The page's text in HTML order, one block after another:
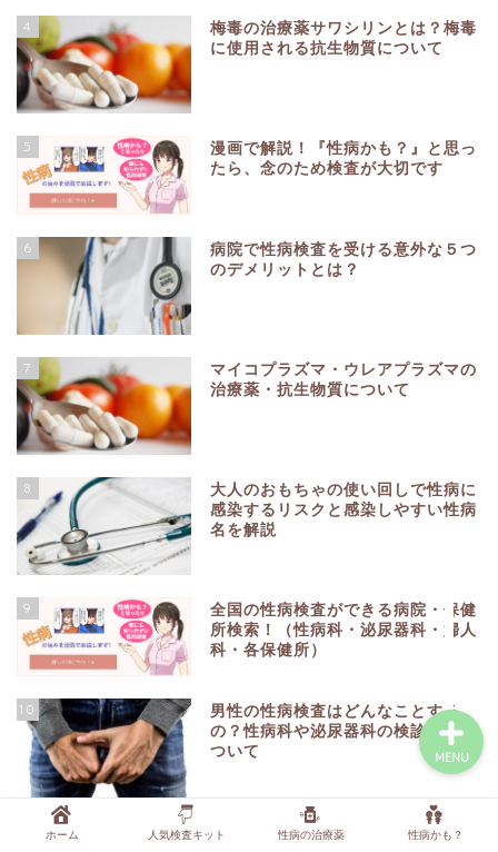
4
梅毒の治療薬サワシリンとは？梅毒
に使用される抗生物質について
5
漫画で解説！『性病かも？』と思っ
たら、念のため検査が大切です
6
病院で性病検査を受ける意外な５つ
のデメリットとは？
7
マイコプラズマ・ウレアプラズマの
治療薬・抗生物質について
8
大人のおもちゃの使い回しで性病に
感染するリスクと感染しやすい性病
名を解説
9
全国の性病検査ができる病院・保健
所検索！（性病科・泌尿器科・婦人
科・各保健所）
10
男性の性病検査はどんなことする
の？性病科や泌尿器科の検診内容に
ついて
ホーム 人気検査キット 性病の治療薬 性病かも？
MENU
行為から調べる
性病の薬・抗生物質を探
す